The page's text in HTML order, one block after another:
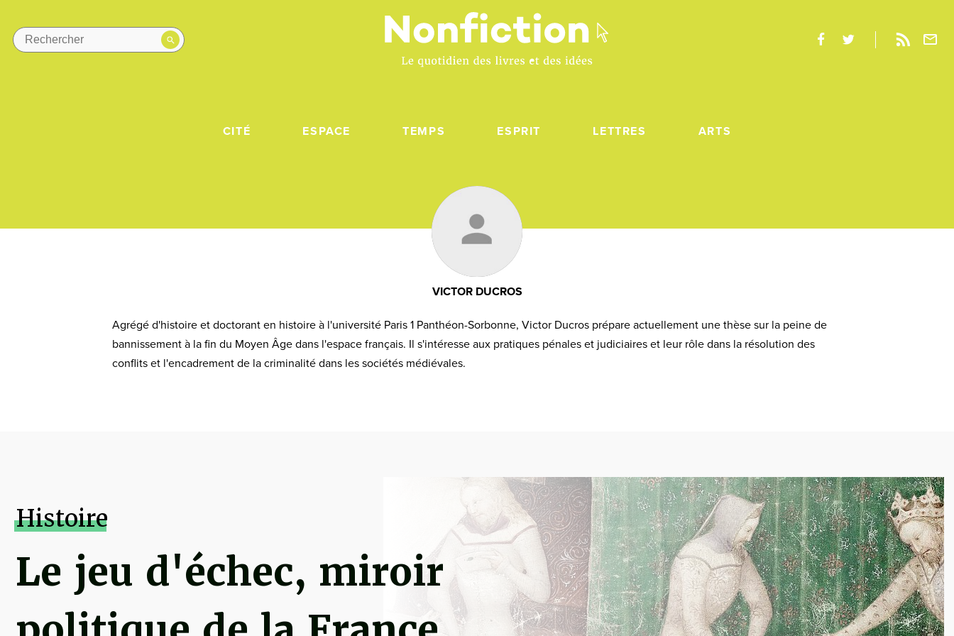
CITÉ ESPACE TEMPS ESPRIT LETTRES ARTS
VICTOR DUCROS
Agrégé d'histoire et doctorant en histoire à l'université Paris 1 Panthéon-Sorbonne, Victor Ducros prépare actuellement une thèse sur la peine de
bannissement à la fin du Moyen Âge dans l'espace français. Il s'intéresse aux pratiques pénales et judiciaires et leur rôle dans la résolution des
conflits et l'encadrement de la criminalité dans les sociétés médiévales.
Histoire
Le jeu d'échec, miroir